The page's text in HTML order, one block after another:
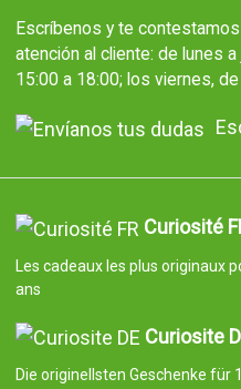
Escríbenos y te
atención al cliente: de lunes
15:00 a 18:00; los viernes,
Curiosité
Les cadeaux les plus originaux
ans
Curiosite
Die originellsten Geschenke für